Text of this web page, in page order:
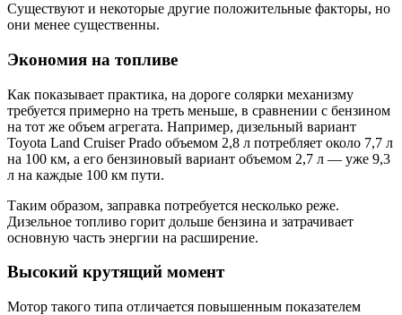
Существуют и некоторые другие положительные факторы, но
они менее существенны.
Экономия на топливе
Как показывает практика, на дороге солярки механизму
требуется примерно на треть меньше, в сравнении с бензином
на тот же объем агрегата. Например, дизельный вариант
Toyota Land Cruiser Prado объемом 2,8 л потребляет около 7,7 л
на 100 км, а его бензиновый вариант объемом 2,7 л — уже 9,3
л на каждые 100 км пути.
Таким образом, заправка потребуется несколько реже.
Дизельное топливо горит дольше бензина и затрачивает
основную часть энергии на расширение.
Высокий крутящий момент
Мотор такого типа отличается повышенным показателем